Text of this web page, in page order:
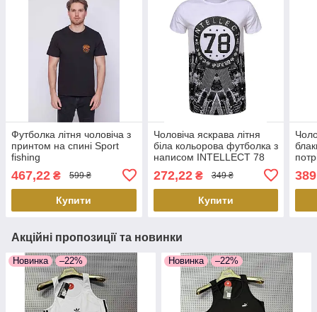
Футболка літня чоловіча з
принтом на спині Sport
fishing
467,22 ₴ 599 ₴
Купити
Чоловіча яскрава літня
біла кольорова футболка з
написом INTELLECT 78
272,22₴ 349 ₴
Купити
Акційні пропозиції та новинки
Новинка –22% Новинка –22%